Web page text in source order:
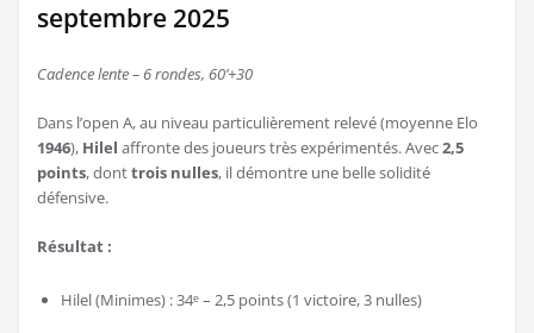
septembre 2025
Cadence lente – 6 rondes, 60’+30
Dans l’open A, au niveau particulièrement relevé (moyenne Elo
1946), Hilel affronte des joueurs très expérimentés. Avec2,5
points, donttrois nulles, il démontre une belle solidité
défensive.
Résultat :
Hilel (Minimes) : 34ᵉ – 2,5 points (1 victoire, 3 nulles)